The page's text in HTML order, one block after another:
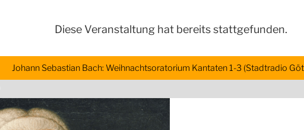
Diese Veranstaltung hat bereits stattgefunden.
Johann Sebastian Bach: Weihnachtsoratorium Kantaten 1-3 (Stadtradio